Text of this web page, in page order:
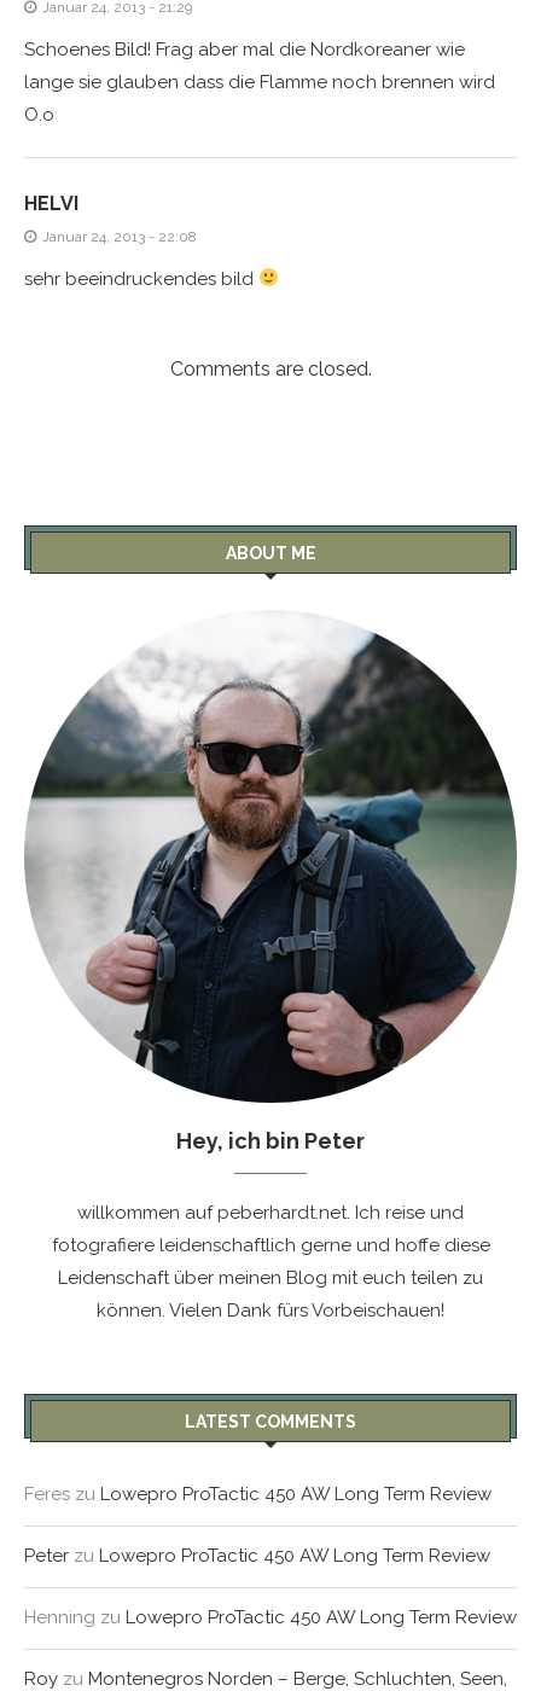
Januar 24, 2013 - 21:29
Schoenes Bild! Frag aber mal die Nordkoreaner wie
lange sie glauben dass die Flamme noch brennen wird
O.o
HELVI
Januar 24, 2013 - 22:08
sehr beeindruckendes bild
Comments are closed.
ABOUT ME
Hey, ich bin Peter
willkommen auf peberhardt.net. Ich reise und
fotografiere leidenschaftlich gerne und hoffe diese
Leidenschaft über meinen Blog mit euch teilen zu
können. Vielen Dank fürs Vorbeischauen!
LATEST COMMENTS
Feres zu Lowepro ProTactic 450 AW Long Term Review
Peter zu Lowepro ProTactic 450 AW Long Term Review
Henning zu Lowepro ProTactic 450 AW Long Term Review
Roy zu Montenegros Norden – Berge, Schluchten, Seen,